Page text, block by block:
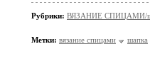
Рубрики: ВЯЗАНИЕ СПИЦАМИ/
Метки: вязание спицами шапка